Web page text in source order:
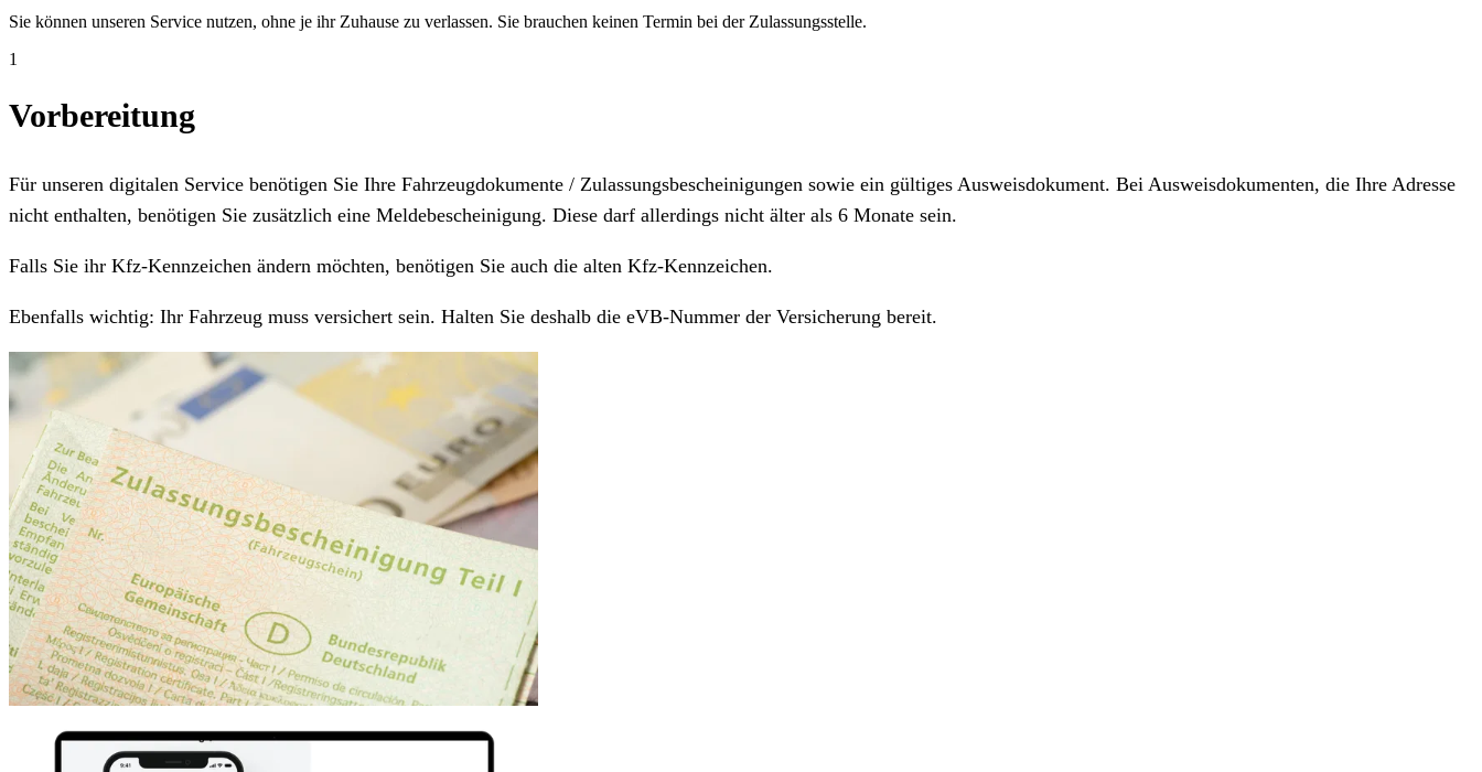
Sie können unseren Service nutzen, ohne je ihr Zuhause zu verlassen. Sie brauchen keinen Termin bei der Zulassungsstelle.
1
Vorbereitung
Für unseren digitalen Service benötigen Sie Ihre Fahrzeugdokumente / Zulassungsbescheinigungen sowie ein gültiges Ausweisdokument. Bei Ausweisdokumenten, die Ihre Adresse
nicht enthalten, benötigen Sie zusätzlich eine Meldebescheinigung. Diese darf allerdings nicht älter als 6 Monate sein.
Falls Sie ihr Kfz-Kennzeichen ändern möchten, benötigen Sie auch die alten Kfz-Kennzeichen.
Ebenfalls wichtig: Ihr Fahrzeug muss versichert sein. Halten Sie deshalb die eVB-Nummer der Versicherung bereit.